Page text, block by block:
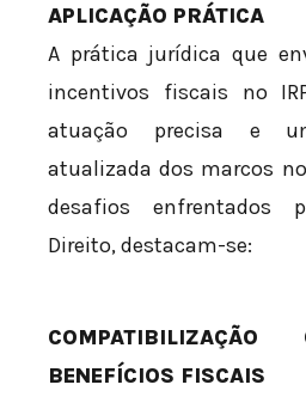
APLICAÇÃO PRÁTICA
A prática jurídica que
incentivos fiscais no
atuação precisa e
atualizada dos marcos
desafios enfrentados
Direito, destacam-se:
BENEFÍCIOS FISCAIS